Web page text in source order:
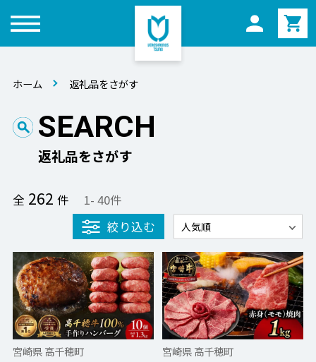
メニュー
ホーム 返礼品をさがす
SEARCH
返礼品をさがす
全 262 件 1- 40件
絞り込む
宮崎県 高千穂町 宮崎県 高千穂町